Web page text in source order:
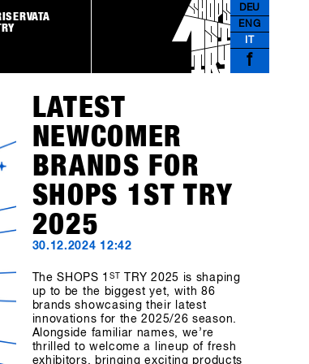
DEU
ENG
f
LATEST
NEWCOMER
BRANDS FOR
SHOPS 1ST TRY
2025
30.12.2024 12:42
The SHOPS 1ST
TRY 2025 is shaping
up to be the biggest yet, with 86
brands showcasing their latest
innovations for the 2025/26 season.
Alongside familiar names, we’re
thrilled to welcome a lineup of fresh
exhibitors, bringing exciting products